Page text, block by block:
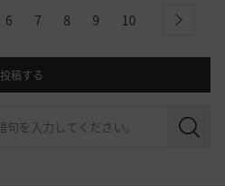
6 7 8 9 10 next
投稿する
検